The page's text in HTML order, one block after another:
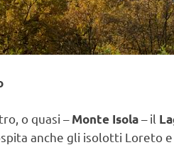
o quasi –Monte Isola– il
anche gli isolotti Loreto e